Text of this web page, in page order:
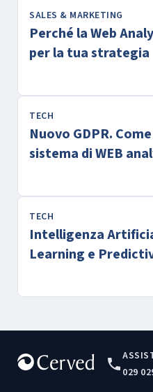
SALES & MARKETING
Perché la Web
per la tua strategia
TECH
Nuovo GDPR.
sistema di WEB
TECH
Intelligenza
Learning e
029